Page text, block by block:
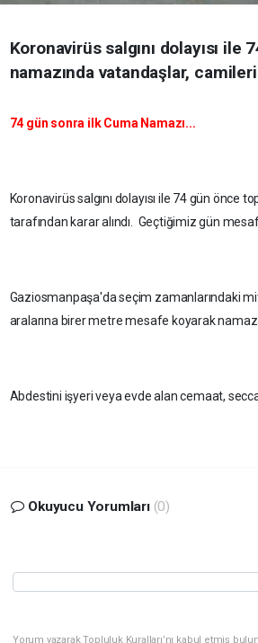
Koronavirüs salgını dolayısı ile
namazında vatandaşlar,
74 gün sonra ilk Cuma Namazı...
Koronavirüs salgını dolayısı ile 74 gün önce
tarafından karar alındı. Geçtiğimiz gün
Gaziosmanpaşa'da seçim zamanlarındaki
aralarına birer metre mesafe koyarak
Abdestini işyeri veya evde alan cemaat,
Okuyucu Yorumları (0)
Yorum yazarak Topluluk Kuralları’nı kabul etmiş